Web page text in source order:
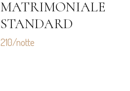
MATRIMONIALE
STANDARD
210/notte